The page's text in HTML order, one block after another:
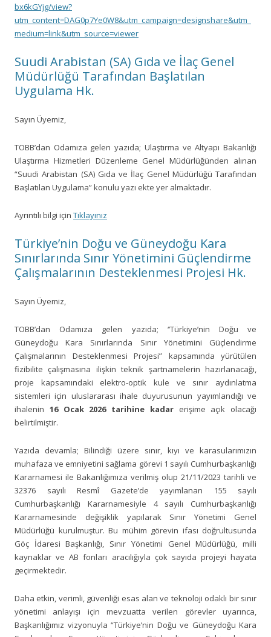
bx6kGYjg/view?
utm_content=DAG0p7Ye0W8&utm_campaign=designshare&utm_
medium=link&utm_source=viewer
Suudi Arabistan (SA) Gıda ve İlaç Genel
Müdürlüğü Tarafından Başlatılan
Uygulama Hk.
Sayın Üyemiz,
TOBB’dan Odamıza gelen yazıda; Ulaştırma ve Altyapı Bakanlığı
Ulaştırma Hizmetleri Düzenleme Genel Müdürlüğünden alınan
“Suudi Arabistan (SA) Gıda ve İlaç Genel Müdürlüğü Tarafından
Başlatılan Uygulama” konulu yazı ekte yer almaktadır.
Ayrıntılı bilgi için Tıklayınız
Türkiye’nin Doğu ve Güneydoğu Kara
Sınırlarında Sınır Yönetimini Güçlendirme
Çalışmalarının Desteklenmesi Projesi Hk.
Sayın Üyemiz,
TOBB’dan Odamıza gelen yazıda; ‘’Türkiye’nin Doğu ve
Güneydoğu Kara Sınırlarında Sınır Yönetimini Güçlendirme
Çalışmalarının Desteklenmesi Projesi” kapsamında yürütülen
fizibilite çalışmasına ilişkin teknik şartnamelerin hazırlanacağı,
proje kapsamındaki elektro-optik kule ve sınır aydınlatma
sistemleri için uluslararası ihale duyurusunun yayımlandığı ve
ihalenin 16 Ocak 2026 tarihine kadarerişime açık olacağı
belirtilmiştir.
Yazıda devamla; Bilindiği üzere sınır, kıyı ve karasularımızın
muhafaza ve emniyetini sağlama görevi 1 sayılı Cumhurbaşkanlığı
Kararnamesi ile Bakanlığımıza verilmiş olup 21/11/2023 tarihli ve
32376 sayılı Resmî Gazete’de yayımlanan 155 sayılı
Cumhurbaşkanlığı Kararnamesiyle 4 sayılı Cumhurbaşkanlığı
Kararnamesinde değişiklik yapılarak Sınır Yönetimi Genel
Müdürlüğü kurulmuştur. Bu mühim görevin ifası doğrultusunda
Göç İdaresi Başkanlığı, Sınır Yönetimi Genel Müdürlüğü, milli
kaynaklar ve AB fonları aracılığıyla çok sayıda projeyi hayata
geçirmektedir.
Daha etkin, verimli, güvenliği esas alan ve teknoloji odaklı bir sınır
yönetimi anlayışı için mevzuatta verilen görevler uyarınca,
Başkanlığımız vizyonuyla “Türkiye’nin Doğu ve Güneydoğu Kara